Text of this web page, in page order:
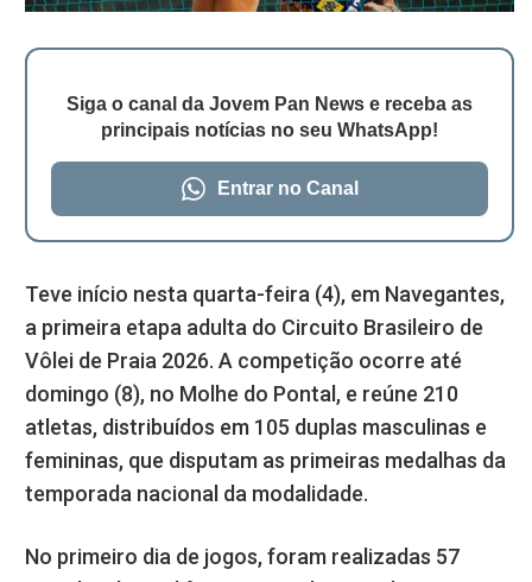
Siga o canal da Jovem Pan News e receba as
principais notícias no seu WhatsApp!
Entrar no Canal
Teve início nesta quarta-feira (4), em Navegantes,
a primeira etapa adulta do Circuito Brasileiro de
Vôlei de Praia 2026. A competição ocorre até
domingo (8), no Molhe do Pontal, e reúne 210
atletas, distribuídos em 105 duplas masculinas e
femininas, que disputam as primeiras medalhas da
temporada nacional da modalidade.
No primeiro dia de jogos, foram realizadas 57